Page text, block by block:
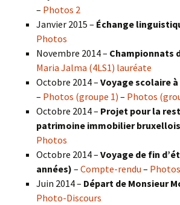
– Photos 2
Janvier 2015 – Échange
Photos
Novembre 2014 – Championnats
Maria Jalma (4LS1) lauréate
Octobre 2014 – Voyage scolaire à
– Photos (groupe 1) – Photos
Octobre 2014 – Projet pour la
patrimoine immobilier bruxellois
Photos
Octobre 2014 – Voyage de fin
années) – Compte-rendu – Photos
Juin 2014 – Départ de Monsieur
Photo-Discours